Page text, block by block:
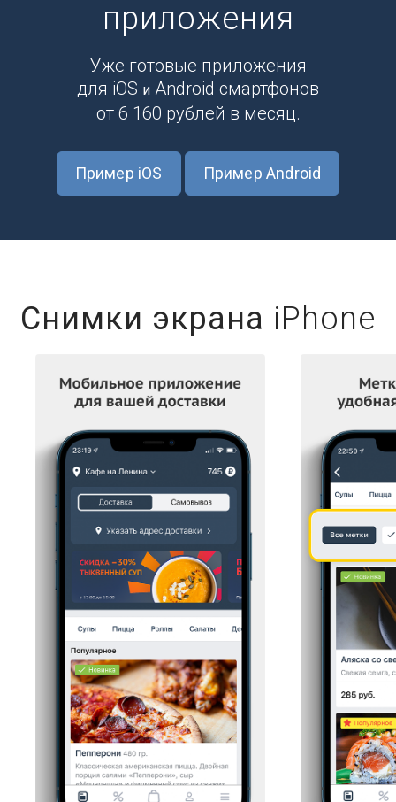
приложения
Уже готовые приложения
для iOS и Android смартфонов
от 6 160 рублей в месяц.
Пример iOS Пример Android
Снимки экрана iPhone